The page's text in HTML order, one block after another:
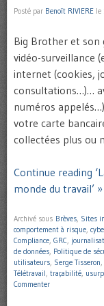
Posté par Benoît RIVIERE le
Big Brother et son
vidéo-surveillance
internet (cookies,
consultations…)…
numéros
votre carte
collectées plus ou
Continue reading
monde du travail’ »
Archivé sous Brèves, Sites
comportement à risque,
Compliance, GRC,
de données, Politique de
utilisateurs, Serge Tisseron,
Télétravail, traçabilité,
Commenter